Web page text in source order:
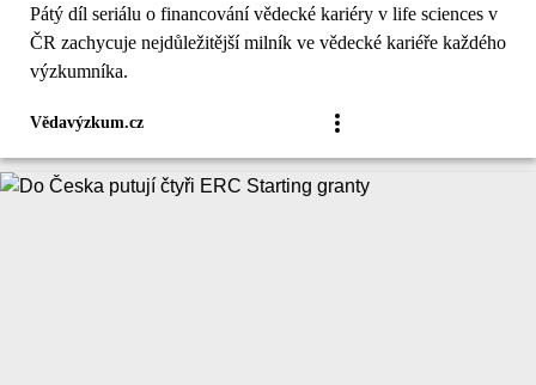
Pátý díl seriálu o financování vědecké kariéry v life sciences v
ČR zachycuje nejdůležitější milník ve vědecké kariéře každého
výzkumníka.
Vědavýzkum.cz